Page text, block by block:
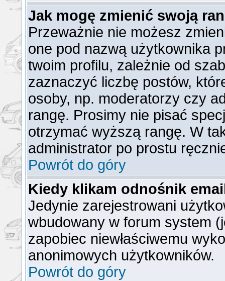
Jak mogę zmienić swoją
Przeważnie nie możesz
one pod nazwą użytkownika
twoim profilu, zależnie od
zaznaczyć liczbę postów,
osoby, np. moderatorzy czy
rangę. Prosimy nie pisać
otrzymać wyższą rangę. W
administrator po prostu
Powrót do góry
Kiedy klikam odnośnik
Jedynie zarejestrowani
wbudowany w forum system
zapobiec niewłaściwemu
anonimowych użytkowników.
Powrót do góry